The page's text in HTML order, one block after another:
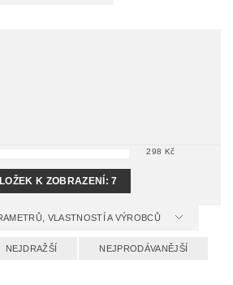
298 Kč
K ZOBRAZENÍ:7
VLASTNOSTÍ A VÝROBCŮ
NEJDRAŽŠÍ NEJPRODÁVANĚJŠÍ